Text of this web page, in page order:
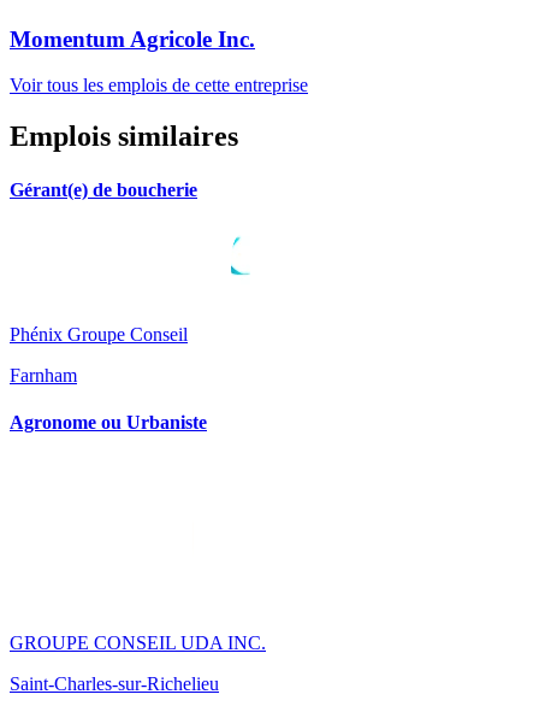
Momentum Agricole Inc.
Voir tous les emplois de cette entreprise
Emplois similaires
Gérant(e) de boucherie
Phénix Groupe Conseil
Farnham
Agronome ou Urbaniste
GROUPE CONSEIL UDA INC.
Saint-Charles-sur-Richelieu